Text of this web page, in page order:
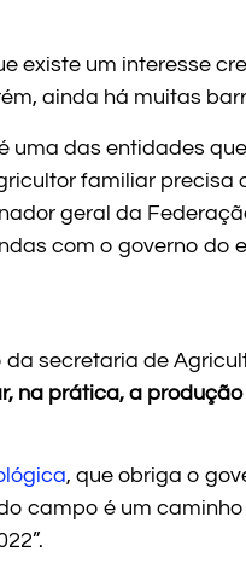
existe um interesse
ainda há muitas
uma das entidades
familiar precisa
geral da
com o governo do
secretaria de
na prática, a
, que obriga o
campo é um